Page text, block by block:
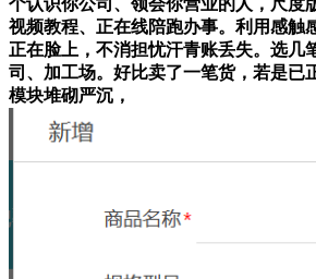
视频教程、正在线陪跑办事。利用感触
正在脸上，不消担忧汗青账丢失。选几
司、加工场。好比卖了一笔货，若是已
模块堆砌严沉，